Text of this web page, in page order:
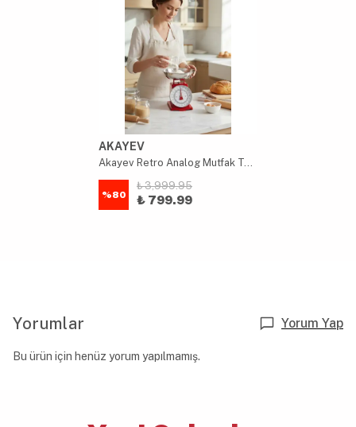
AKAYEV
Akayev Retro Analog Mutfak Terazisi - Kırmızı Gövde, Gümüş Kase
%80
₺ 3,999.95
₺ 799.99
Yorumlar Yorum Yap
Bu ürün için henüz yorum yapılmamış.